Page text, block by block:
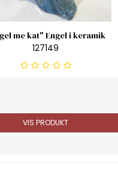
me kat" Engel i keramik
127149
VIS PRODUKT